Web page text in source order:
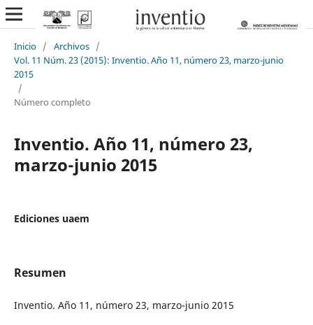
Inicio / Archivos /
Vol. 11 Núm. 23 (2015): Inventio. Año 11, número 23, marzo-junio
2015
/
Número completo
Inventio. Año 11, número 23,
marzo-junio 2015
Ediciones uaem
Resumen
Inventio. Año 11, número 23, marzo-junio 2015